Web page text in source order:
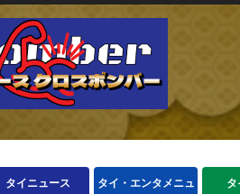
タイニュース タイ・エンタメニュ タ